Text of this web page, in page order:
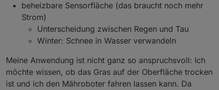
beheizbare Sensorfläche (das braucht noch mehr
Strom)
Unterscheidung zwischen Regen und Tau
Winter: Schnee in Wasser verwandeln
Meine Anwendung ist nicht ganz so anspruchsvoll: Ich
möchte wissen, ob das Gras auf der Oberfläche trocken
ist und ich den Mähroboter fahren lassen kann. Da